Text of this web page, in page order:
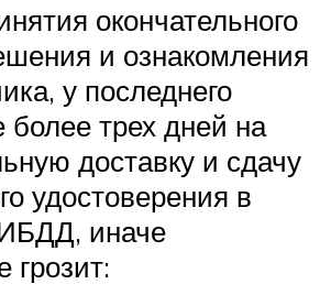
окончательного
и ознакомления
у последнего
более трех дней на
доставку и сдачу
удостоверения в
иначе
грозит: